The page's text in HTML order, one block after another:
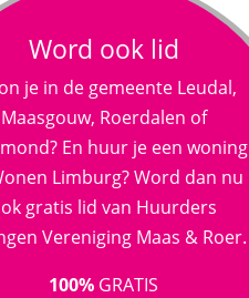
Word ook lid
je in de gemeente Leudal,
Maasgouw, Roerdalen of
En huur je een woning
Limburg? Word dan nu
gratis lid van Huurders
Vereniging Maas & Roer.
100% GRATIS